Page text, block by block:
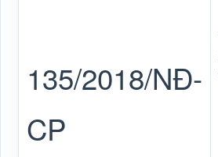
135/2018/NĐ-
CP